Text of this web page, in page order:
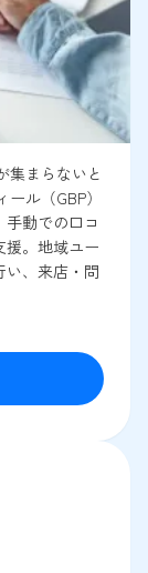
集まらないと
ル（GBP）
動での口コ
援。地域ユー
い、来店・問